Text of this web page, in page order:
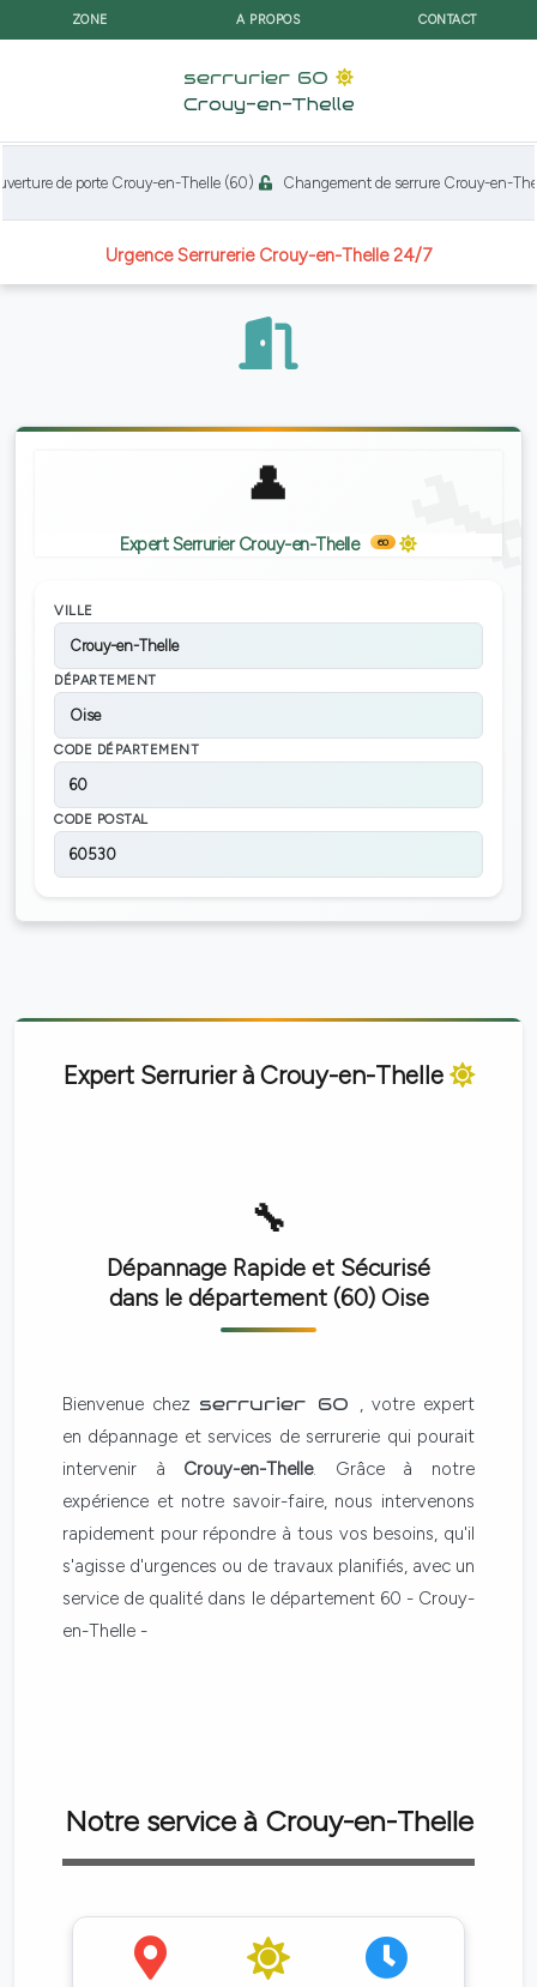
ZONE A PROPOS CONTACT
serrurier 60
Crouy-en-Thelle
de porte Crouy-en-Thelle (60) Changement de serrure Crouy-en-
Urgence Serrurerie Crouy-en-Thelle 24/7
Expert Serrurier Crouy-en-Thelle 60
VILLE
Crouy-en-Thelle
DÉPARTEMENT
Oise
CODE DÉPARTEMENT
60
CODE POSTAL
60530
Expert Serrurier à Crouy-en-Thelle
Dépannage Rapide et Sécurisé
dans le département (60) Oise
Bienvenue chez serrurier 60 , votre expert
en dépannage et services de serrurerie qui pourait
intervenir à Crouy-en-Thelle. Grâce à notre
expérience et notre savoir-faire, nous intervenons
rapidement pour répondre à tous vos besoins, qu'il
s'agisse d'urgences ou de travaux planifiés, avec un
service de qualité dans le département 60 - Crouy-
en-Thelle -
Notre service à Crouy-en-Thelle